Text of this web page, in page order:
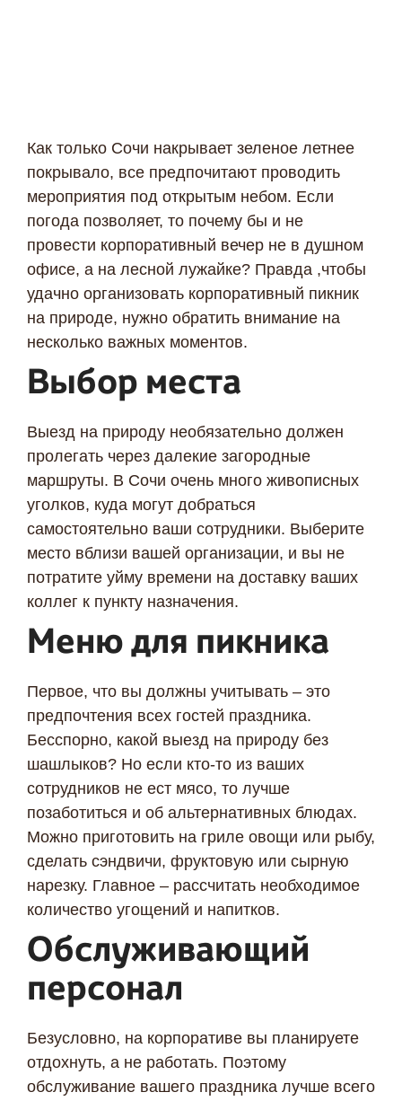
Как только Сочи накрывает зеленое летнее
покрывало, все предпочитают проводить
мероприятия под открытым небом. Если
погода позволяет, то почему бы и не
провести корпоративный вечер не в душном
офисе, а на лесной лужайке? Правда ,чтобы
удачно организовать корпоративный пикник
на природе, нужно обратить внимание на
несколько важных моментов.
Выбор места
Выезд на природу необязательно должен
пролегать через далекие загородные
маршруты. В Сочи очень много живописных
уголков, куда могут добраться
самостоятельно ваши сотрудники. Выберите
место вблизи вашей организации, и вы не
потратите уйму времени на доставку ваших
коллег к пункту назначения.
Меню для пикника
Первое, что вы должны учитывать – это
предпочтения всех гостей праздника.
Бесспорно, какой выезд на природу без
шашлыков? Но если кто-то из ваших
сотрудников не ест мясо, то лучше
позаботиться и об альтернативных блюдах.
Можно приготовить на гриле овощи или рыбу,
сделать сэндвичи, фруктовую или сырную
нарезку. Главное – рассчитать необходимое
количество угощений и напитков.
Обслуживающий
персонал
Безусловно, на корпоративе вы планируете
отдохнуть, а не работать. Поэтому
обслуживание вашего праздника лучше всего